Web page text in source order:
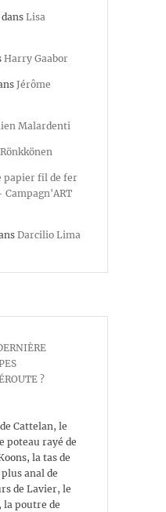
dans Lisa
Harry Gaabor
Jérôme
Malardenti
papier fil de fer
Campagn'ART
Darcilio Lima
?
Cattelan, le
poteau rayé de
la tas de
anal de
de Lavier, le
la poutre de